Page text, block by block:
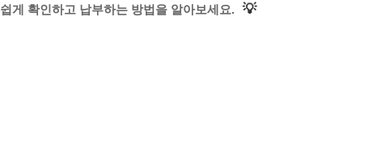
게 확인하고 납부하는 방법을 알아보세요. 💡